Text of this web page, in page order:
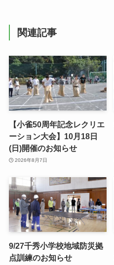
関連記事
【小雀50周年記念レクリエ
ーション大会】10月18日
(日)開催のお知らせ
2026年8月7日
9/27千秀小学校地域防災拠
点訓練のお知らせ